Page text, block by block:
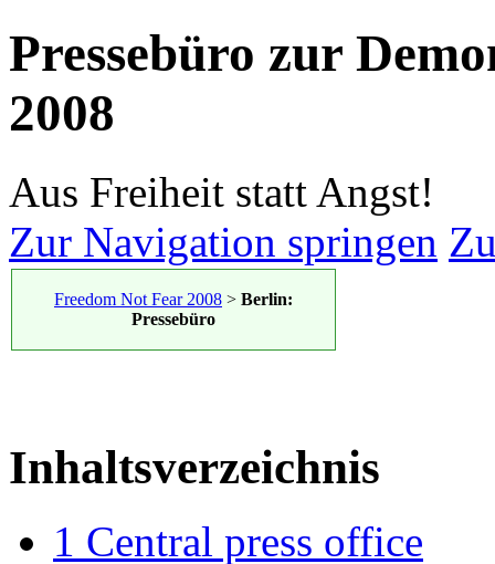
Pressebüro zur
2008
Aus Freiheit statt Angst!
Zur Navigation springen
Freedom Not Fear 2008 > Berlin:
Pressebüro
Inhaltsverzeichnis
1 Central press office